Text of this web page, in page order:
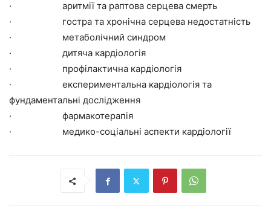
· аритмії та раптова серцева смерть
· гостра та хронічна серцева недостатність
· метаболічний синдром
· дитяча кардіологія
· профілактична кардіологія
· експериментальна кардіологія та
фундаментальні дослідження
· фармакотерапія
· медико-соціальні аспекти кардіології